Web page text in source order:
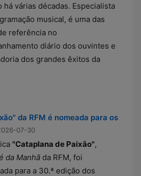
há várias décadas. Especialista
musical, é uma das
referência no
diário dos ouvintes e
dos grandes êxitos da
da RFM é nomeada para os
07-30
"Cataplana de Paixão",
da Manhã da RFM, foi
para a 30.ª edição dos